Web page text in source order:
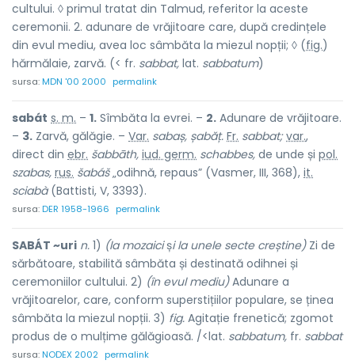
cultului. ◊ primul tratat din Talmud, referitor la aceste
ceremonii. 2. adunare de vrăjitoare care, după credințele
din evul mediu, avea loc sâmbăta la miezul nopții; ◊ (fig.)
hărmălaie, zarvă. (< fr. sabbat, lat. sabbatum)
sursa:MDN '00 2000 permalink
sabát s. m. – 1. Sîmbăta la evrei. – 2. Adunare de vrăjitoare.
– 3. Zarvă, gălăgie. – Var. sabaș, șabăț. Fr. sabbat; var.,
direct din ebr. šabbāth, iud. germ. schabbes, de unde și pol.
szabas, rus. šabáš„odihnă, repaus” (Vasmer, III, 368), it.
sciabà(Battisti, V, 3393).
sursa:DER 1958-1966 permalink
SABÁT ~uri n. 1) (la mozaiciși la unele secte creștine)Zi de
sărbătoare, stabilită sâmbăta și destinată odihnei și
ceremoniilor cultului. 2) (în evul mediu)Adunare a
vrăjitoarelor, care, conform superstițiilor populare, se ținea
sâmbăta la miezul nopții. 3) fig. Agitație frenetică; zgomot
produs de o mulțime gălăgioasă. /<lat. sabbatum, fr. sabbat
sursa:NODEX 2002 permalink